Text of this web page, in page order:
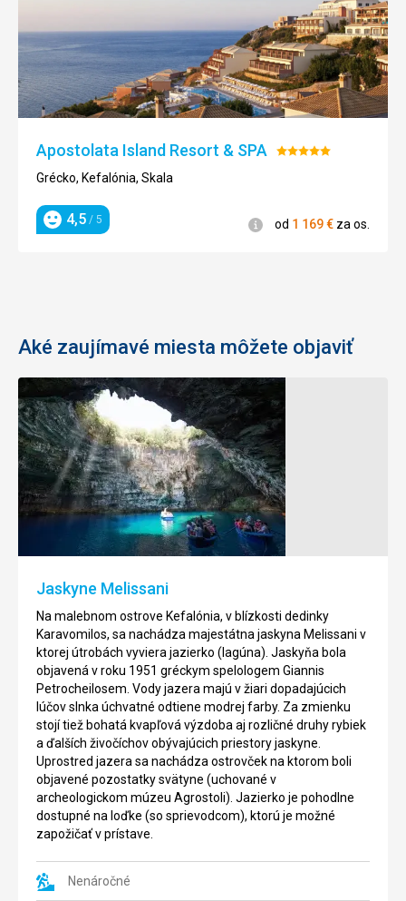
Apostolata Island Resort & SPA Hodnotenie:
Grécko, Kefalónia, Skala
Hodnotenie
4,5 / 5 Informácie
od 1 169€ za os.
Aké zaujímavé miesta môžete objaviť
Jaskyne Melissani
Na malebnom ostrove Kefalónia, v blízkosti dedinky
Karavomilos, sa nachádza majestátna jaskyna Melissani v
ktorej útrobách vyviera jazierko (lagúna). Jaskyňa bola
objavená v roku 1951 gréckym spelologem Giannis
Petrocheilosem. Vody jazera majú v žiari dopadajúcich
lúčov slnka úchvatné odtiene modrej farby. Za zmienku
stojí tiež bohatá kvapľová výzdoba aj rozličné druhy rybiek
a ďalších živočíchov obývajúcich priestory jaskyne.
Uprostred jazera sa nachádza ostrovček na ktorom boli
objavené pozostatky svätyne (uchované v
archeologickom múzeu Agrostoli). Jazierko je pohodlne
dostupné na loďke (so sprievodcom), ktorú je možné
zapožičať v prístave.
Nenáročné